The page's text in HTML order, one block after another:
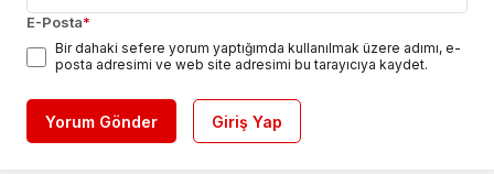
E-Posta*
Bir dahaki sefere yorum yaptığımda kullanılmak üzere adımı, e-
posta adresimi ve web site adresimi bu tarayıcıya kaydet.
Yorum Gönder Giriş Yap